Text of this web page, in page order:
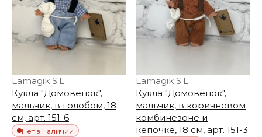
Lamagik S.L.
Кукла "Домовёнок",
мальчик, в голобом, 18
см, арт. 151-6
Нет в наличии
Lamagik S.L.
Кукла "Домовёнок",
мальчик, в коричневом
комбинезоне и
кепочке, 18 см, арт. 151-3